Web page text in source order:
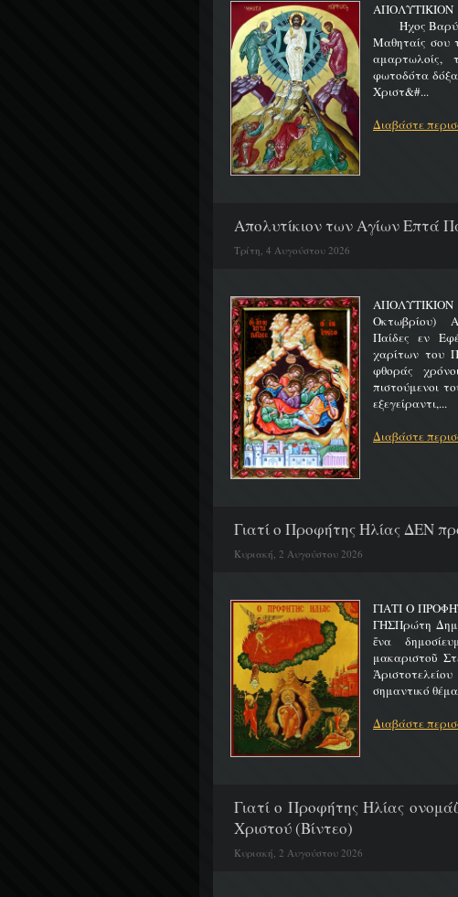
Ήχος Βαρύς
Μαθηταίς σου
αμαρτωλοίς,
φωτοδότα
Χριστ&#...
Διαβάστε
Απολυτίκιον των Αγίων Επτά
Τρίτη, 4 Αυγούστου 2026
Οκτωβρίου)
Παίδες εν
χαρίτων του
φθοράς
πιστούμενοι
εξεγείραντι,...
Διαβάστε
Γιατί ο Προφήτης Ηλίας ΔΕΝ
Κυριακή, 2 Αυγούστου 2026
ΓΙΑΤΙ Ο
ΓΗΣΠρώτη
ἕνα
μακαριστοῦ
σημαντικό
Διαβάστε
Γιατί ο Προφήτης Ηλίας
Χριστού (Βίντεο)
Κυριακή, 2 Αυγούστου 2026